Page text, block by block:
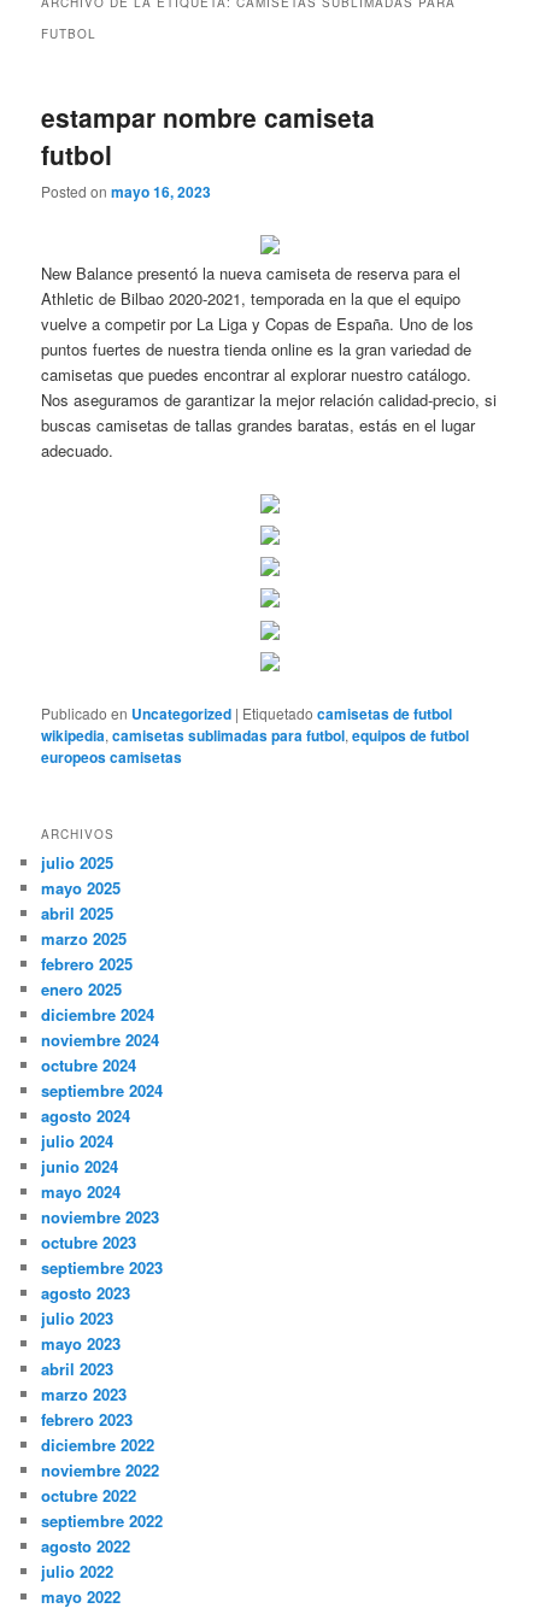
FUTBOL
estampar nombre camiseta
futbol
Posted onmayo 16, 2023
New Balance presentó la nueva camiseta de reserva para el
Athletic de Bilbao 2020-2021, temporada en la que el equipo
vuelve a competir por La Liga y Copas de España. Uno de los
puntos fuertes de nuestra tienda online es la gran variedad de
camisetas que puedes encontrar al explorar nuestro catálogo.
Nos aseguramos de garantizar la mejor relación calidad-precio, si
buscas camisetas de tallas grandes baratas, estás en el lugar
adecuado.
Publicado en Uncategorized | Etiquetado camisetas de futbol
wikipedia,camisetas sublimadas para futbol,equipos de futbol
europeos camisetas
ARCHIVOS
julio 2025
mayo 2025
abril 2025
marzo 2025
febrero 2025
enero 2025
diciembre 2024
noviembre 2024
octubre 2024
septiembre 2024
agosto 2024
julio 2024
junio 2024
mayo 2024
noviembre 2023
octubre 2023
septiembre 2023
agosto 2023
julio 2023
mayo 2023
abril 2023
marzo 2023
febrero 2023
diciembre 2022
noviembre 2022
octubre 2022
septiembre 2022
agosto 2022
julio 2022
mayo 2022